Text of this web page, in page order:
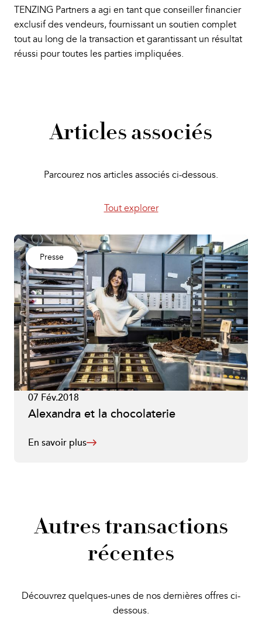
TENZING Partners a agi en tant que conseiller financier
exclusif des vendeurs, fournissant un soutien complet
tout au long de la transaction et garantissant un résultat
réussi pour toutes les parties impliquées.
Articles associés
Parcourez nos articles associés ci-dessous.
Tout explorer
Presse
07 Fév.2018
Alexandra et la chocolaterie
En savoir plus
Autres transactions
récentes
Découvrez quelques-unes de nos dernières offres ci-
dessous.